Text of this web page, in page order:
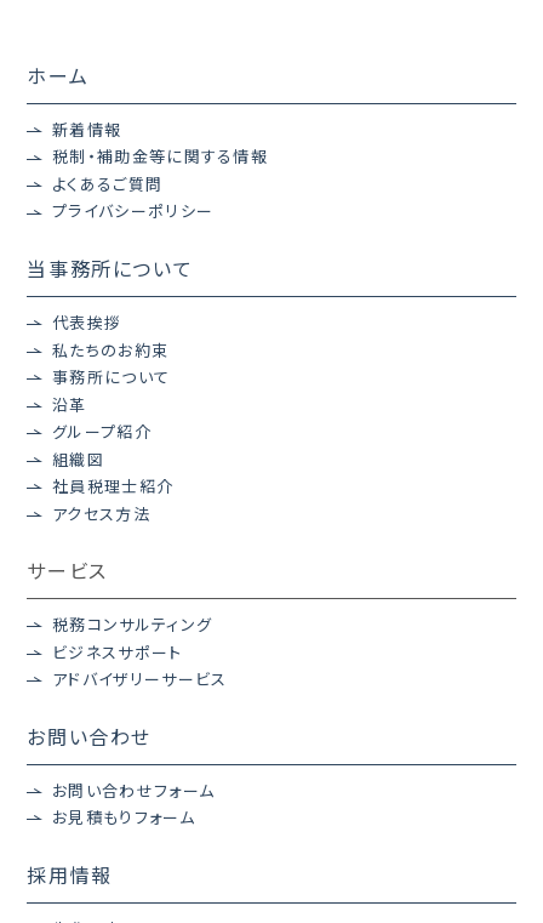
ホーム
新着情報
税制・補助金等に関する情報
よくあるご質問
プライバシーポリシー
当事務所について
代表挨拶
私たちのお約束
事務所について
沿革
グループ紹介
組織図
社員税理士紹介
アクセス方法
サービス
税務コンサルティング
ビジネスサポート
アドバイザリーサービス
お問い合わせ
お問い合わせフォーム
お見積もりフォーム
採用情報